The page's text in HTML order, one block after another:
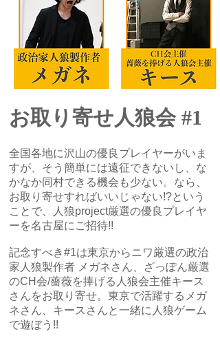
お取り寄せ人狼会 #1
全国各地に沢山の優良プレイヤーがいま
すが、そう簡単には遠征できないし、な
かなか同村できる機会も少ない。なら、
お取り寄せすればいいじゃない!?という
ことで、人狼project厳選の優良プレイヤ
ーを名古屋にご招待!!
記念すべき#1は東京からニワ厳選の政治
家人狼製作者 メガネさん、ざっぽん厳選
のCH会/薔薇を捧げる人狼会主催キース
さんをお取り寄せ。東京で活躍するメガ
ネさん、キースさんと一緒に人狼ゲーム
で遊ぼう!!